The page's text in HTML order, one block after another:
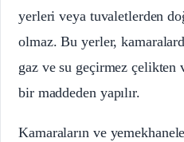
yerleri veya tuvaletlerden
olmaz. Bu yerler,
gaz ve su geçirmez çelikten
bir maddeden yapılır.
Kamaraların ve